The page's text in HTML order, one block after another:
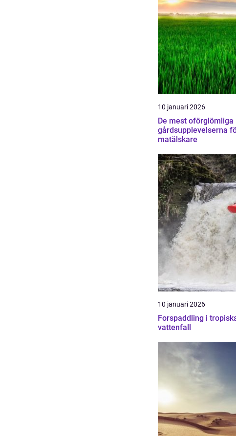
10 januari 2026
De mest oförglömliga
gårdsupplevelserna
matälskare
10 januari 2026
Forspaddling i
vattenfall